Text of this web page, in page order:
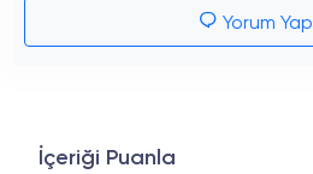
Yorum Yap
İçeriği Puanla